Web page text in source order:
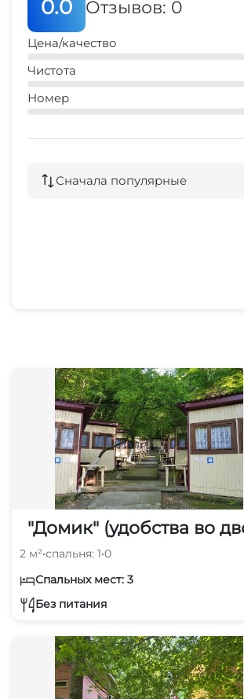
0.0 Отзывов: 0
Цена/качество
Чистота
Номер
Сначала популярные
"Домик" (удобства во
2 м²•спальня: 1•0
Спальных мест: 3
Без питания